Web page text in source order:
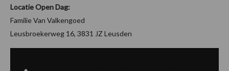
Locatie Open Dag:
Familie Van Valkengoed
Leusbroekerweg 16, 3831 JZ Leusden